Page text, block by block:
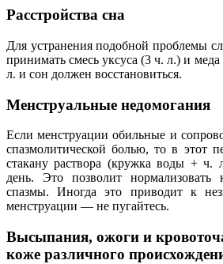
Расстройства сна
Для устранения подобной проблемы
принимать смесь уксуса (3 ч. л.) и меда
л. и сон должен восстановиться.
Менструальные недомогания
Если менструации обильные и
спазмолитической болью, то в этот
стакану раствора (кружка воды + ч.
день. Это позволит нормализовать
спазмы. Иногда это приводит к
менструации — не пугайтесь.
Высыпания, ожоги и
коже различного